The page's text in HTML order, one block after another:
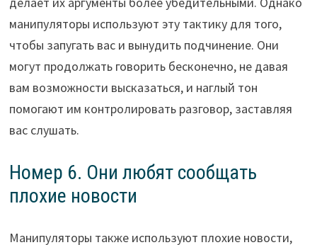
манипуляторы используют эту тактику для того,
чтобы запугать вас и вынудить подчинение. Они
могут продолжать говорить бесконечно, не давая
вам возможности высказаться, и наглый тон
помогают им контролировать разговор, заставляя
вас слушать.
Номер 6. Они любят сообщать
плохие новости
Манипуляторы также используют плохие новости,